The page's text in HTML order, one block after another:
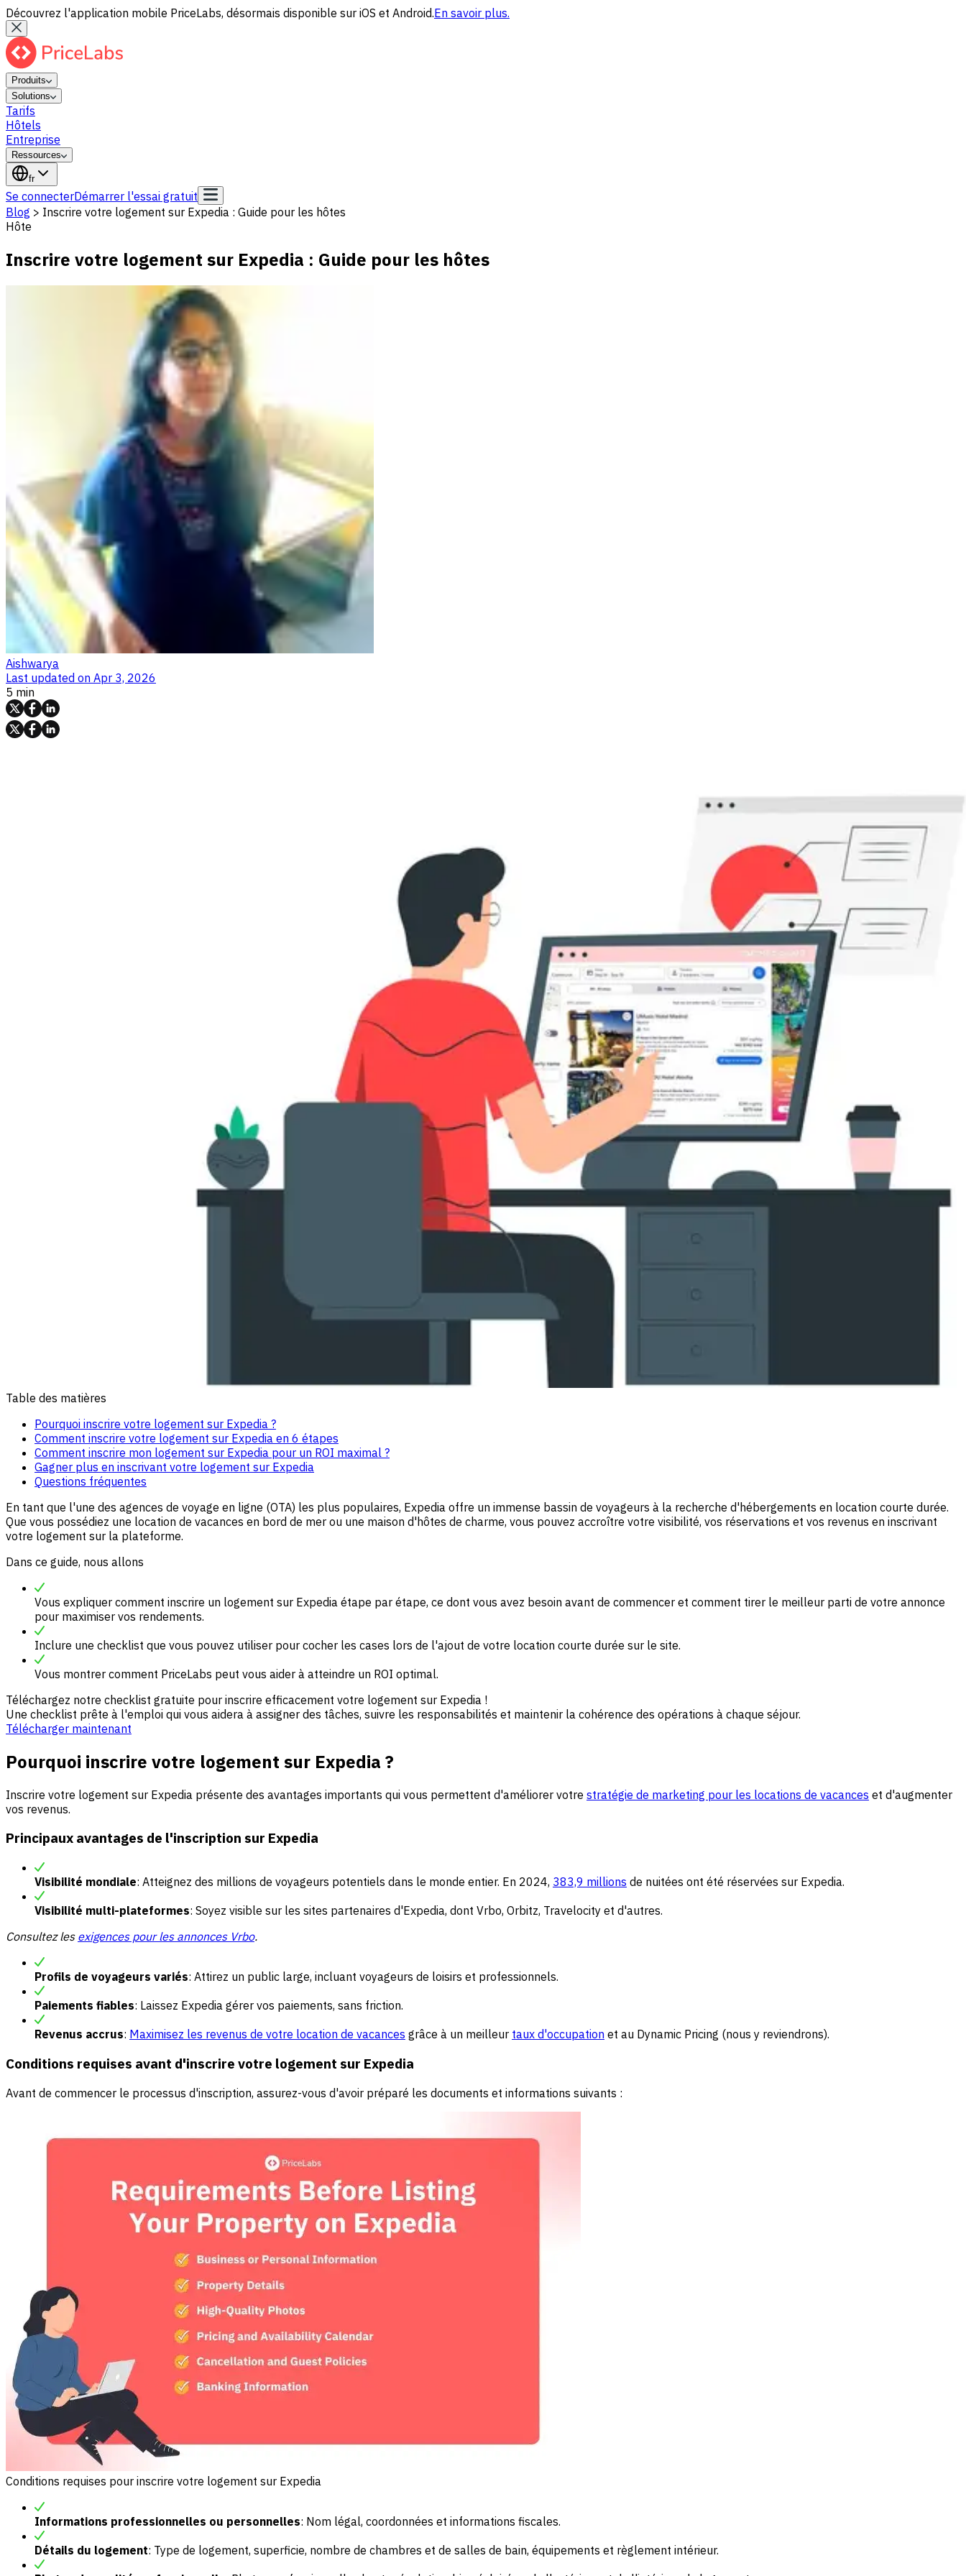
Découvrez l'application mobile PriceLabs, désormais disponible sur iOS et Android.En savoir plus.
Produits
Solutions
Tarifs
Hôtels
Entreprise
Ressources
fr
Se connecterDémarrer l'essai gratuit
Blog > Inscrire votre logement sur Expedia : Guide pour les hôtes
Hôte
Inscrire votre logement sur Expedia : Guide pour les hôtes
Aishwarya
Last updated on Apr 3, 2026
5 min
Table des matières
Pourquoi inscrire votre logement sur Expedia ?
Comment inscrire votre logement sur Expedia en 6 étapes
Comment inscrire mon logement sur Expedia pour un ROI maximal ?
Gagner plus en inscrivant votre logement sur Expedia
Questions fréquentes
En tant que l'une des agences de voyage en ligne (OTA) les plus populaires, Expedia offre un immense bassin de voyageurs à la recherche d'hébergements en location courte durée.
Que vous possédiez une location de vacances en bord de mer ou une maison d'hôtes de charme, vous pouvez accroître votre visibilité, vos réservations et vos revenus en inscrivant
votre logement sur la plateforme.
Dans ce guide, nous allons
Vous expliquer comment inscrire un logement sur Expedia étape par étape, ce dont vous avez besoin avant de commencer et comment tirer le meilleur parti de votre annonce
pour maximiser vos rendements.
Inclure une checklist que vous pouvez utiliser pour cocher les cases lors de l'ajout de votre location courte durée sur le site.
Vous montrer comment PriceLabs peut vous aider à atteindre un ROI optimal.
Téléchargez notre checklist gratuite pour inscrire efficacement votre logement sur Expedia !
Une checklist prête à l'emploi qui vous aidera à assigner des tâches, suivre les responsabilités et maintenir la cohérence des opérations à chaque séjour.
Télécharger maintenant
Pourquoi inscrire votre logement sur Expedia ?
Inscrire votre logement sur Expedia présente des avantages importants qui vous permettent d'améliorer votre stratégie de marketing pour les locations de vacances et d'augmenter
vos revenus.
Principaux avantages de l'inscription sur Expedia
Visibilité mondiale: Atteignez des millions de voyageurs potentiels dans le monde entier. En 2024, 383,9 millions de nuitées ont été réservées sur Expedia.
Visibilité multi-plateformes: Soyez visible sur les sites partenaires d'Expedia, dont Vrbo, Orbitz, Travelocity et d'autres.
Consultez les exigences pour les annonces Vrbo.
Profils de voyageurs variés: Attirez un public large, incluant voyageurs de loisirs et professionnels.
Paiements fiables: Laissez Expedia gérer vos paiements, sans friction.
Revenus accrus: Maximisez les revenus de votre location de vacances grâce à un meilleur taux d'occupation et au Dynamic Pricing (nous y reviendrons).
Conditions requises avant d'inscrire votre logement sur Expedia
Avant de commencer le processus d'inscription, assurez-vous d'avoir préparé les documents et informations suivants :
Conditions requises pour inscrire votre logement sur Expedia
Informations professionnelles ou personnelles: Nom légal, coordonnées et informations fiscales.
Détails du logement: Type de logement, superficie, nombre de chambres et de salles de bain, équipements et règlement intérieur.